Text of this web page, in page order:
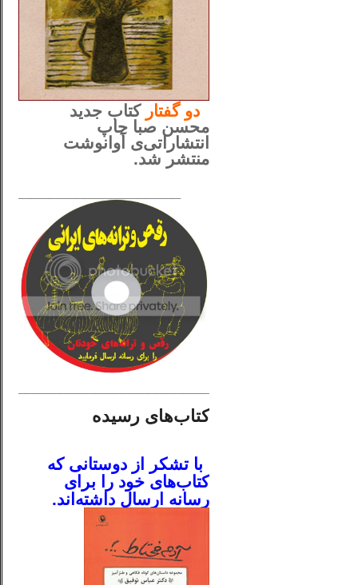
دوگفتار کتاب جدید
محسن صبا چاپ
انتشاراتی‌ی آوانوشت
منتشر شد.
کتاب‌های رسیده
با تشکر از دوستانی که
کتاب‌های خود را برای
رسانه ارسال داشته‌اند.